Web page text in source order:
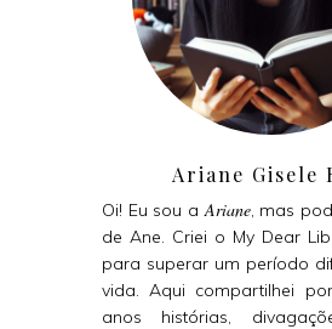
Ariane Gisele
Oi! Eu sou aAriane, mas
de Ane. Criei o My Dear
para superar um período
vida. Aqui compartilhei
anos histórias,